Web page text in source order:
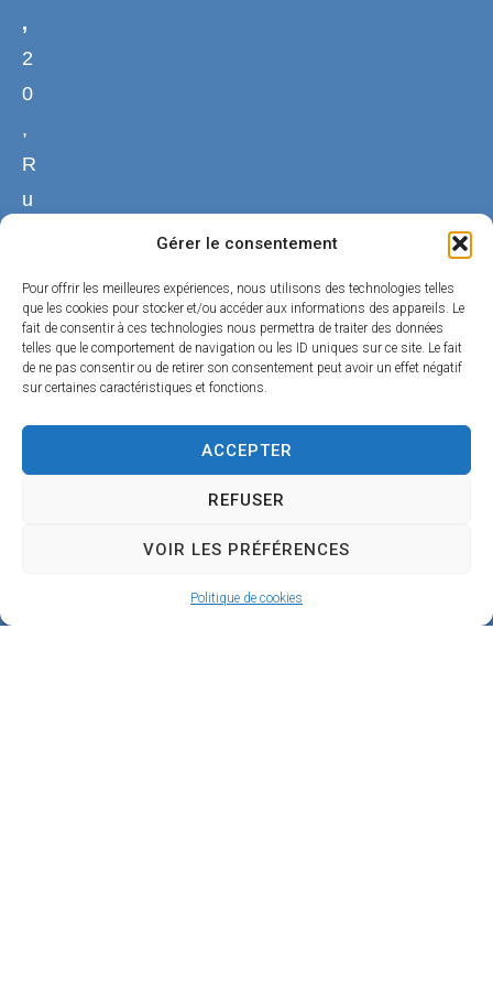
Gérer le consentement
Pour offrir les meilleures expériences, nous utilisons des technologies telles
que les cookies pour stocker et/ou accéder aux informations des appareils. Le
fait de consentir à ces technologies nous permettra de traiter des données
telles que le comportement de navigation ou les ID uniques sur ce site. Le fait
de ne pas consentir ou de retirer son consentement peut avoir un effet négatif
sur certaines caractéristiques et fonctions.
ACCEPTER
REFUSER
VOIR LES PRÉFÉRENCES
Politique de cookies
,
2
0
,
R
u
u
C
h
g